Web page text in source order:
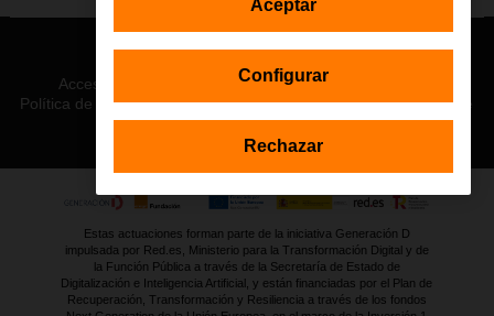
Accesibilidad
Lectura accesible: Confort+
Política de privacidad
Política de cookies Aviso legal Orange
Estas actuaciones forman parte de la iniciativa Generación D
impulsada por Red.es, Ministerio para la Transformación Digital y de
la Función Pública a través de la Secretaría de Estado de
Digitalización e Inteligencia Artificial, y están financiadas por el Plan de
Recuperación, Transformación y Resiliencia a través de los fondos
Configurar
Rechazar
Aceptar